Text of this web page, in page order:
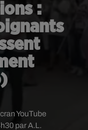
:
par A.L.
YouTube